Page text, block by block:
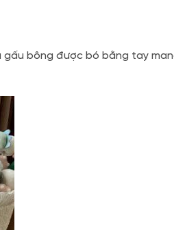
bông được bó bằng tay